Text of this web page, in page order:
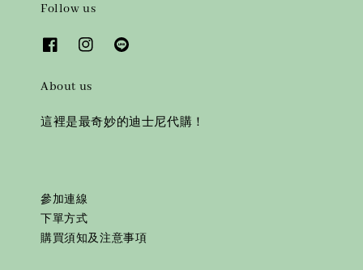
Follow us
About us
這裡是最奇妙的迪士尼代購！
參加連線
下單方式
購買須知及注意事項